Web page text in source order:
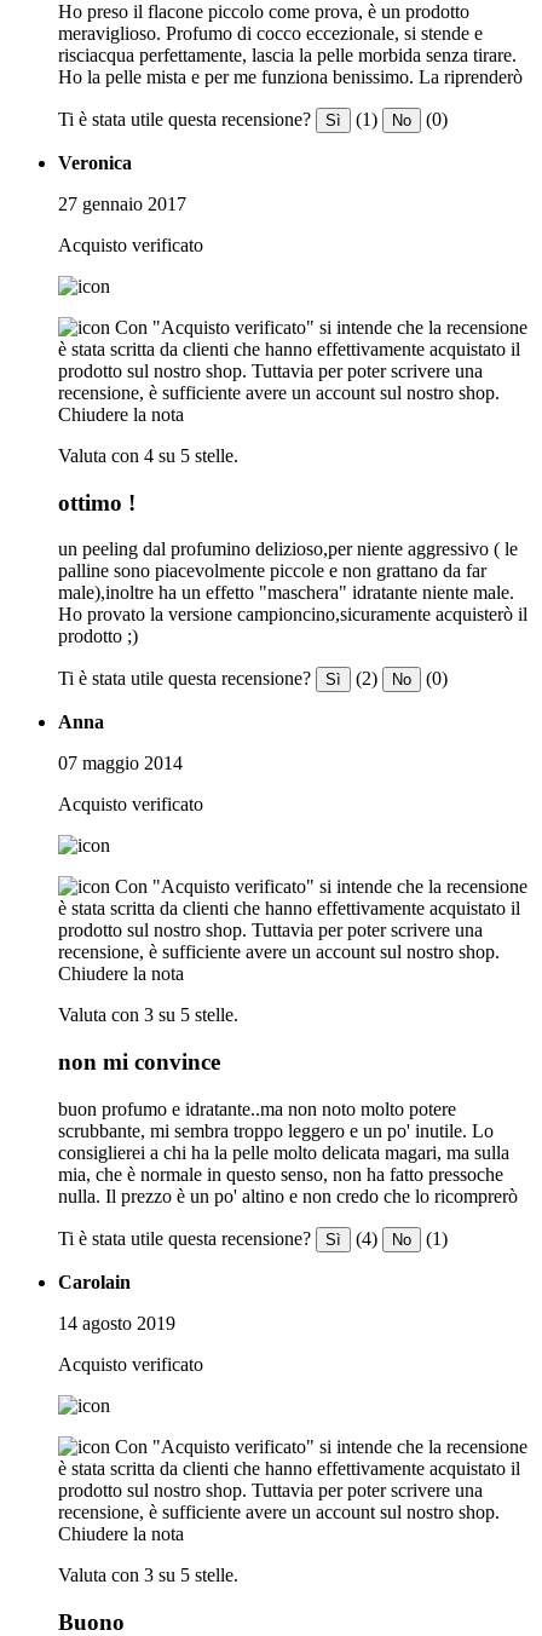
Ho preso il flacone piccolo come prova, è un prodotto
meraviglioso. Profumo di cocco eccezionale, si stende e
risciacqua perfettamente, lascia la pelle morbida senza tirare.
Ho la pelle mista e per me funziona benissimo. La riprenderò
Ti è stata utile questa recensione? Sì (1) No (0)
Veronica
27 gennaio 2017
Acquisto verificato
Con "Acquisto verificato" si intende che la recensione
è stata scritta da clienti che hanno effettivamente acquistato il
prodotto sul nostro shop. Tuttavia per poter scrivere una
recensione, è sufficiente avere un account sul nostro shop.
Chiudere la nota
Valuta con 4 su 5 stelle.
ottimo !
un peeling dal profumino delizioso,per niente aggressivo ( le
palline sono piacevolmente piccole e non grattano da far
male),inoltre ha un effetto "maschera" idratante niente male.
Ho provato la versione campioncino,sicuramente acquisterò il
prodotto ;)
Ti è stata utile questa recensione? Sì (2) No (0)
Anna
07 maggio 2014
Acquisto verificato
Con "Acquisto verificato" si intende che la recensione
è stata scritta da clienti che hanno effettivamente acquistato il
prodotto sul nostro shop. Tuttavia per poter scrivere una
recensione, è sufficiente avere un account sul nostro shop.
Chiudere la nota
Valuta con 3 su 5 stelle.
non mi convince
buon profumo e idratante..ma non noto molto potere
scrubbante, mi sembra troppo leggero e un po' inutile. Lo
consiglierei a chi ha la pelle molto delicata magari, ma sulla
mia, che è normale in questo senso, non ha fatto pressoche
nulla. Il prezzo è un po' altino e non credo che lo ricomprerò
Ti è stata utile questa recensione? Sì (4) No (1)
Carolain
14 agosto 2019
Acquisto verificato
Con "Acquisto verificato" si intende che la recensione
è stata scritta da clienti che hanno effettivamente acquistato il
prodotto sul nostro shop. Tuttavia per poter scrivere una
recensione, è sufficiente avere un account sul nostro shop.
Chiudere la nota
Valuta con 3 su 5 stelle.
Buono